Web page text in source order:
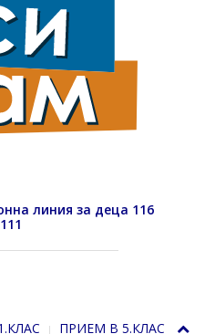
линия за деца 116
111
ПРИЕМ В 5.КЛАС